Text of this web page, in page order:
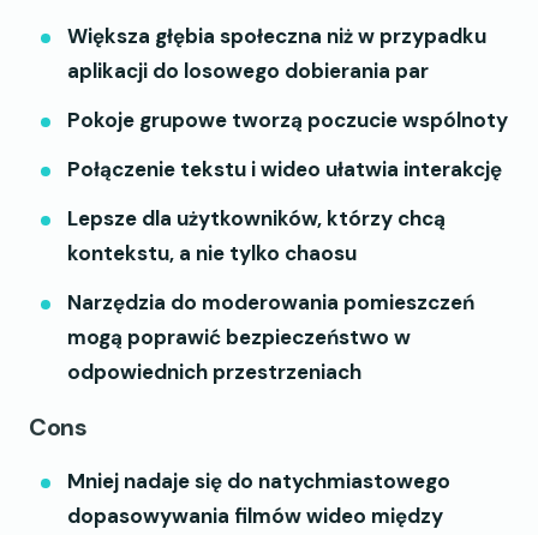
Większa głębia społeczna niż w przypadku
aplikacji do losowego dobierania par
Pokoje grupowe tworzą poczucie wspólnoty
Połączenie tekstu i wideo ułatwia interakcję
Lepsze dla użytkowników, którzy chcą
kontekstu, a nie tylko chaosu
Narzędzia do moderowania pomieszczeń
mogą poprawić bezpieczeństwo w
odpowiednich przestrzeniach
Cons
Mniej nadaje się do natychmiastowego
dopasowywania filmów wideo między